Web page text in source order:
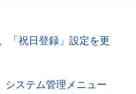
「祝日登録」設定を更
ステム管理メニュー